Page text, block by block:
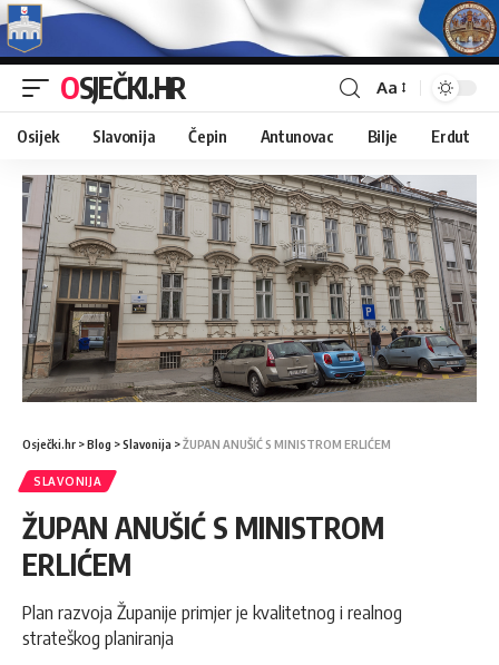
OSJEČKI.HR Aa
Osijek Slavonija Čepin Antunovac Bilje Erdut
Osječki.hr >Blog >Slavonija >ŽUPAN ANUŠIĆ S MINISTROM ERLIĆEM
SLAVONIJA
ŽUPAN ANUŠIĆ S MINISTROM
ERLIĆEM
Plan razvoja Županije primjer je kvalitetnog i realnog
strateškog planiranja